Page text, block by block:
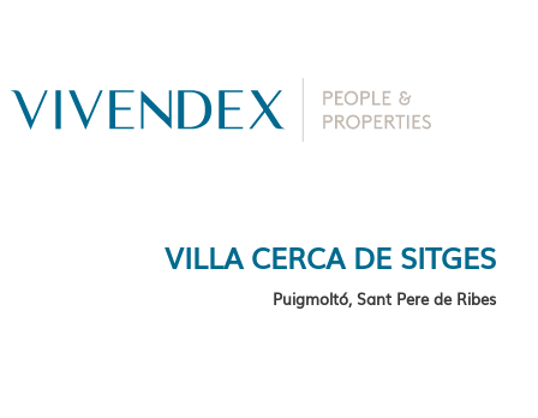
VILLA CERCA DE SITGES
Puigmoltó, Sant Pere de Ribes